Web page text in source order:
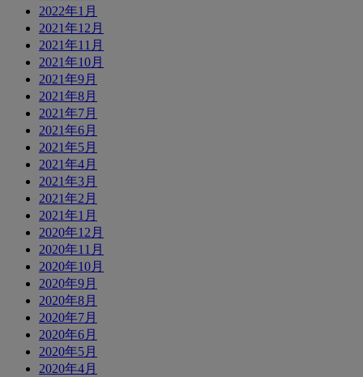
2022年1月
2021年12月
2021年11月
2021年10月
2021年9月
2021年8月
2021年7月
2021年6月
2021年5月
2021年4月
2021年3月
2021年2月
2021年1月
2020年12月
2020年11月
2020年10月
2020年9月
2020年8月
2020年7月
2020年6月
2020年5月
2020年4月